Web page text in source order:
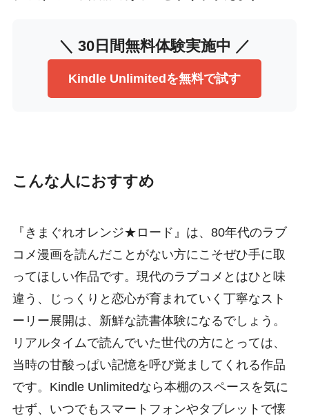
＼ 30日間無料体験実施中 ／
Kindle Unlimitedを無料で試す
こんな人におすすめ
『きまぐれオレンジ★ロード』は、80年代のラブ
コメ漫画を読んだことがない方にこそぜひ手に取
ってほしい作品です。現代のラブコメとはひと味
違う、じっくりと恋心が育まれていく丁寧なスト
ーリー展開は、新鮮な読書体験になるでしょう。
リアルタイムで読んでいた世代の方にとっては、
当時の甘酸っぱい記憶を呼び覚ましてくれる作品
です。Kindle Unlimitedなら本棚のスペースを気に
せず、いつでもスマートフォンやタブレットで懐